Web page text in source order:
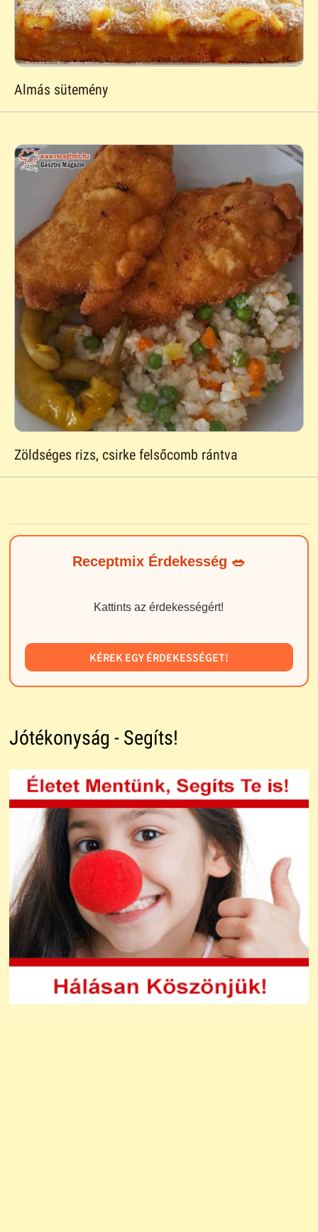
Almás sütemény
Zöldséges rizs, csirke felsőcomb rántva
Receptmix Érdekesség 🥗
Kattints az érdekességért!
KÉREK EGY ÉRDEKESSÉGET!
Jótékonyság - Segíts!